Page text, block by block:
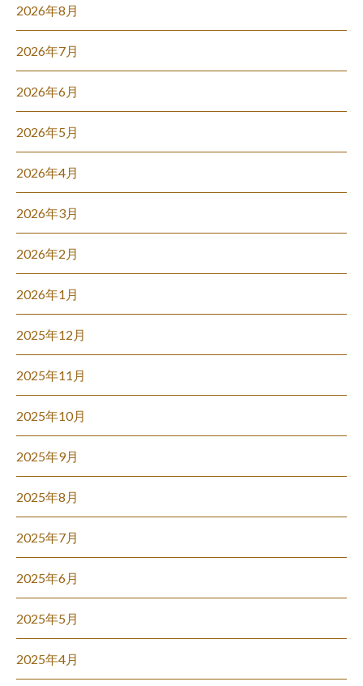
2026年8月
2026年7月
2026年6月
2026年5月
2026年4月
2026年3月
2026年2月
2026年1月
2025年12月
2025年11月
2025年10月
2025年9月
2025年8月
2025年7月
2025年6月
2025年5月
2025年4月